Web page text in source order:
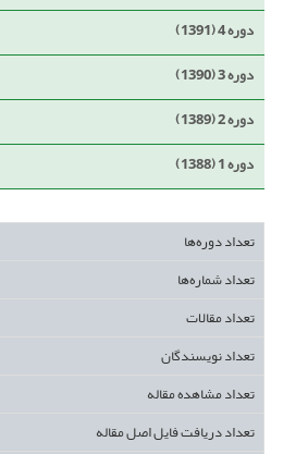
دوره 4 (1391)
دوره 3 (1390)
دوره 2 (1389)
دوره 1 (1388)
تعداد دوره‌ها
تعداد شماره‌ها
تعداد مقالات
تعداد نویسندگان
تعداد مشاهده مقاله
تعداد دریافت فایل اصل مقاله